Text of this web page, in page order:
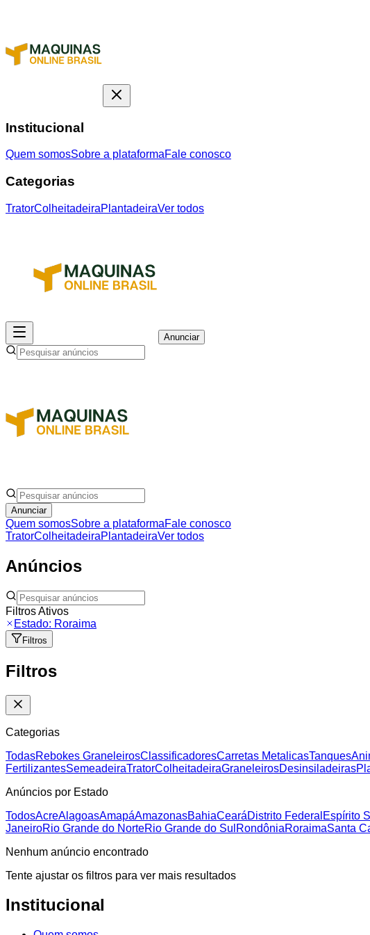
Institucional
Quem somosSobre a plataformaFale conosco
Categorias
TratorColheitadeiraPlantadeiraVer todos
Anunciar
Anunciar
Quem somosSobre a plataformaFale conosco
TratorColheitadeiraPlantadeiraVer todos
Anúncios
Filtros Ativos
Estado: Roraima
Filtros
Filtros
Categorias
TodasRebokes GraneleirosClassificadoresCarretas MetalicasTanques
FertilizantesSemeadeiraTratorColheitadeiraGraneleirosDesinsiladeiras
Anúncios por Estado
TodosAcreAlagoasAmapáAmazonasBahiaCearáDistrito Federal Espírito
JaneiroRio Grande do NorteRio Grande do Sul RondôniaRoraimaSanta
Nenhum anúncio encontrado
Tente ajustar os filtros para ver mais resultados
Institucional